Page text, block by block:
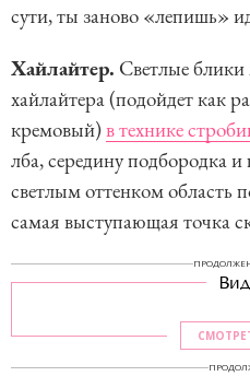
сути, ты заново «лепишь»
Хайлайтер. Светлые
хайлайтера (подойдет как
кремовый)в технике
лба, середину подбородка
светлым оттенком область
самая выступающая точка